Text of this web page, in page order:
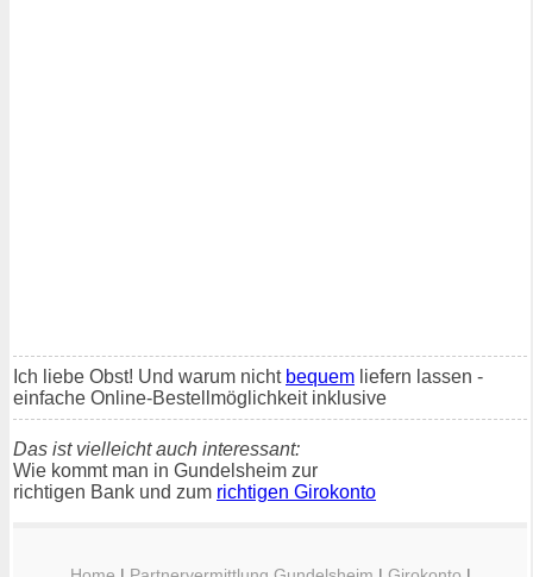
Ich liebe Obst! Und warum nicht bequem liefern lassen -
einfache Online-Bestellmöglichkeit inklusive
Das ist vielleicht auch interessant:
Wie kommt man in Gundelsheim zur
richtigen Bank und zum richtigen Girokonto